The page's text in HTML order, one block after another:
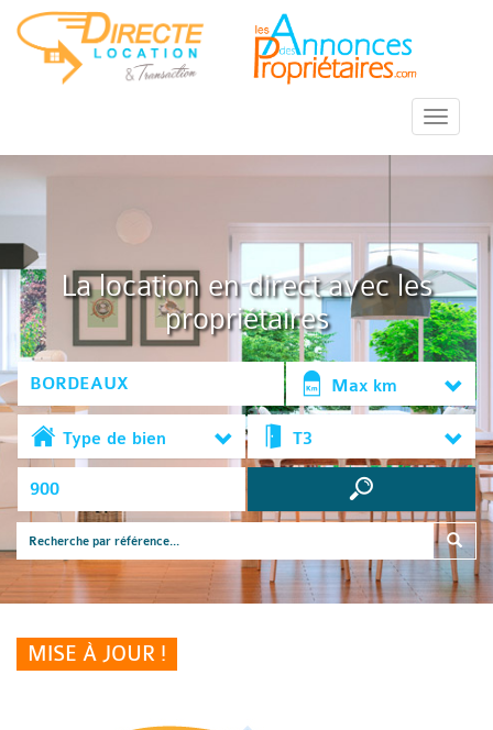
::Menu::
La location en direct avec les
propriétaires
Max km
Type de bien T3
MISE À JOUR !